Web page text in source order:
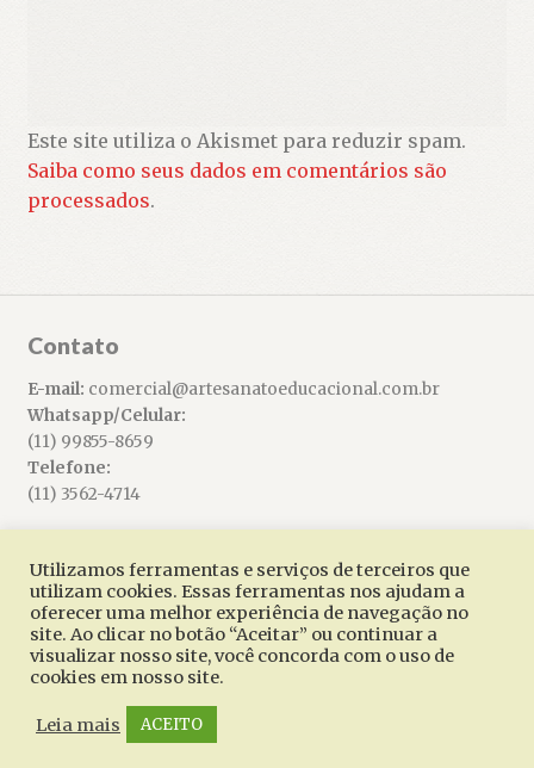
Este site utiliza o Akismet para reduzir spam.
Saiba como seus dados em comentários são
processados.
Contato
E-mail: comercial@artesanatoeducacional.com.br
Whatsapp/Celular:
(11) 99855-8659
Telefone:
(11) 3562-4714
© Artesanato Educacional 2026
Built with WooCommerce.
Utilizamos ferramentas e serviços de terceiros que
utilizam cookies. Essas ferramentas nos ajudam a
oferecer uma melhor experiência de navegação no
site. Ao clicar no botão “Aceitar” ou continuar a
visualizar nosso site, você concorda com o uso de
cookies em nosso site.
Leia mais ACEITO